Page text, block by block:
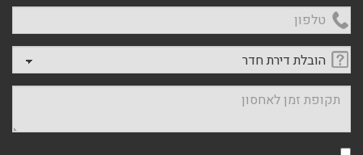
הובלות מנוף בפרדס חנה:
העברת פריטים כבדים עם מנוף בפרדס חנה ואפשרות הובלת
תכולת דירה שלמה עם מנוף.
עודכן לאחרונה: 24/02/2026, 10:42
טלפון
בחרו סוג אחסון והובלה
תקופת זמן לאחסון